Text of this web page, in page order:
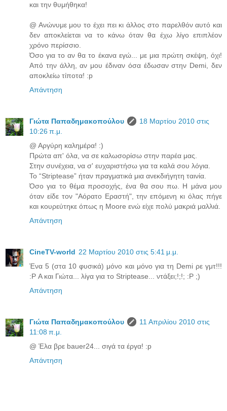
και την θυμήθηκα!
@ Ανώνυμε μου το έχει πει κι άλλος στο παρελθόν αυτό και
δεν αποκλείεται να το κάνω όταν θα έχω λίγο επιπλέον
χρόνο περίσσιο.
Όσο για το αν θα το έκανα εγώ... με μια πρώτη σκέψη, όχι!
Από την άλλη, αν μου έδιναν όσα έδωσαν στην Demi, δεν
αποκλείω τίποτα! :p
Απάντηση
Γιώτα Παπαδημακοπούλου
18 Μαρτίου 2010 στις
10:26 π.μ.
@ Αργύρη καλημέρα! :)
Πρώτα απ' όλα, να σε καλωσορίσω στην παρέα μας.
Στην συνέχεια, να σ' ευχαριστήσω για τα καλά σου λόγια.
Το “Striptease” ήταν πραγματικά μια ανεκδιήγητη ταινία.
Όσο για το θέμα προσοχής, ένα θα σου πω. Η μάνα μου
όταν είδε τον "Αόρατο Εραστή", την επόμενη κι όλας πήγε
και κουρεύτηκε όπως η Moore ενώ είχε πολύ μακριά μαλλιά.
Απάντηση
CineTV-world 22 Μαρτίου 2010 στις 5:41 μ.μ.
Ένα 5 (στα 10 φυσικά) μόνο και μόνο για τη Demi ρε γμτ!!!
:P Α και Γιώτα... λίγα για το Striptease... ντάξει;!;!; :P ;)
Απάντηση
Γιώτα Παπαδημακοπούλου
11 Απριλίου 2010 στις
11:08 π.μ.
@ Έλα βρε bauer24... σιγά τα έργα! :p
Απάντηση